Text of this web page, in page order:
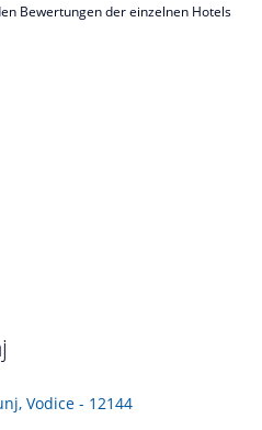
Bewertungen der einzelnen Hotels
Vodice - 12144